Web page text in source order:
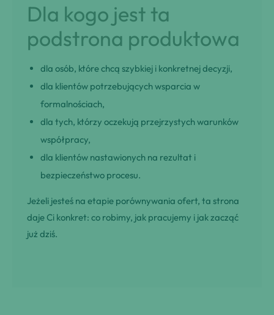
Dla kogo jest ta
podstrona produktowa
dla osób, które chcą szybkiej i konkretnej decyzji,
dla klientów potrzebujących wsparcia w
formalnościach,
dla tych, którzy oczekują przejrzystych warunków
współpracy,
dla klientów nastawionych na rezultat i
bezpieczeństwo procesu.
Jeżeli jesteś na etapie porównywania ofert, ta strona
daje Ci konkret: co robimy, jak pracujemy i jak zacząć
już dziś.